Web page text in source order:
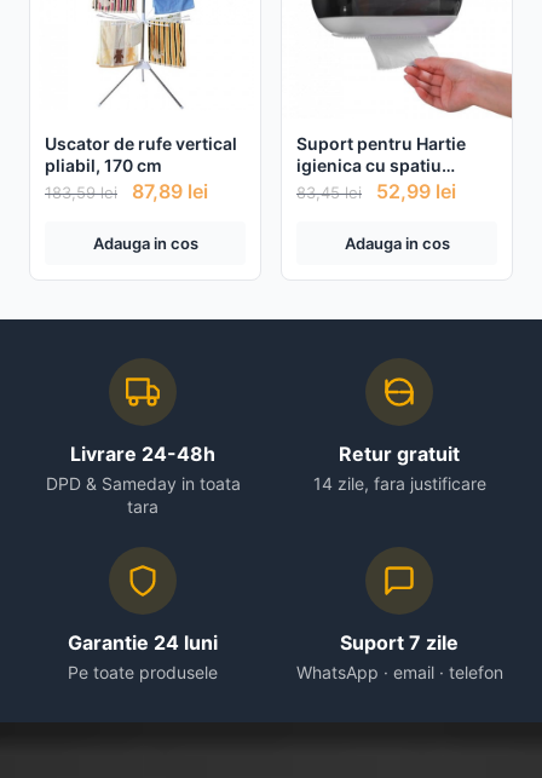
Uscator de rufe vertical
pliabil, 170 cm
183,59lei 87,89 lei
Adauga in cos
Suport pentru Hartie
igienica cu spatiu
depozitare, modern
83,45lei 52,99 lei
Adauga in cos
Livrare 24-48h
DPD & Sameday in toata
tara
Retur gratuit
14 zile, fara justificare
Garantie 24 luni
Pe toate produsele
Suport 7 zile
WhatsApp · email · telefon